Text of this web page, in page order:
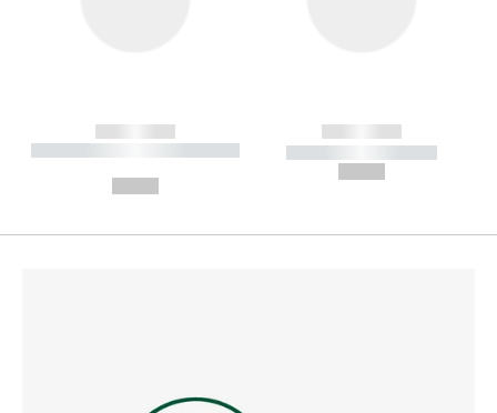
------------
----------- ----------- --------
------------
----------- -----------